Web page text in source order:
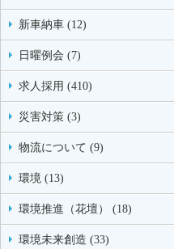
新車納車 (12)
日曜例会 (7)
求人採用 (410)
災害対策 (3)
物流について (9)
環境 (13)
環境推進（花壇） (18)
環境未来創造 (33)